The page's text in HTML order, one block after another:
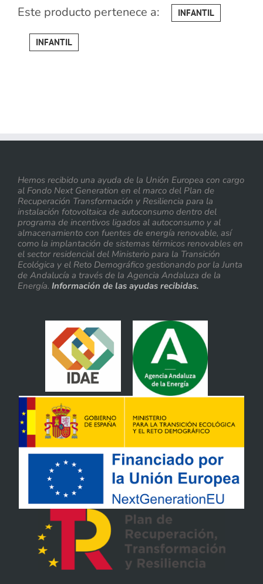
Este producto pertenece a: INFANTIL
INFANTIL
Hemos recibido una ayuda de la Unión Europea con cargo
al Fondo Next Generation en el marco del Plan de
Recuperación Transformación y Resiliencia para la
instalación fotovoltaica de autoconsumo dentro del
programa de incentivos ligados al autoconsumo y al
almacenamiento con fuentes de energía renovable, así
como la implantación de sistemas térmicos renovables en
el sector residencial del Ministerio para la Transición
Ecológica y el Reto Demográfico gestionando por la Junta
de Andalucía a través de la Agencia Andaluza de la
Energía. Información de las ayudas recibidas.